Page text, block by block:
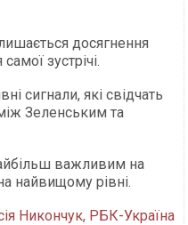
досягнення
зустрічі.
сигнали, які свідчать
Зеленським та
важливим на
найвищому рівні.
Никончук, РБК-Україна